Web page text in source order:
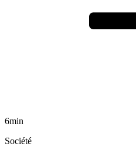
6min
Société